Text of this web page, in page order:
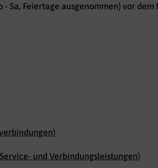
- Sa, Feiertage ausgenommen) vor
und Verbindungsleistungen)